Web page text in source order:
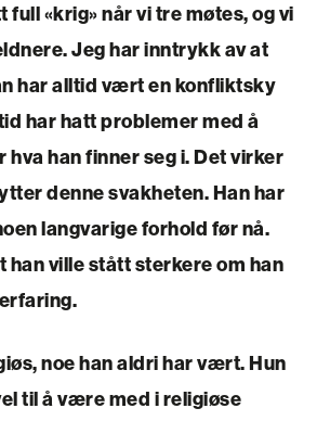
«krig» når vi tre møtes, og vi
Jeg har inntrykk av at
har alltid vært en konfliktsky
har hatt problemer med å
han finner seg i. Det virker
denne svakheten. Han har
langvarige forhold før nå.
han ville stått sterkere om han
noe han aldri har vært. Hun
til å være med i religiøse